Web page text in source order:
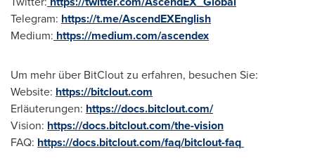
Telegram: https://t.me/AscendEXEnglish
Medium: https://medium.com/ascendex
Um mehr über BitClout zu erfahren, besuchen Sie:
Website: https://bitclout.com
Erläuterungen: https://docs.bitclout.com/
Vision: https://docs.bitclout.com/the-vision
FAQ: https://docs.bitclout.com/faq/bitclout-faq